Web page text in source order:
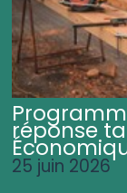
réponse
25 juin 2026